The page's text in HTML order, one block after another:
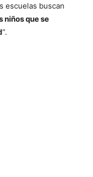
escuelas buscan
niños que se
”.